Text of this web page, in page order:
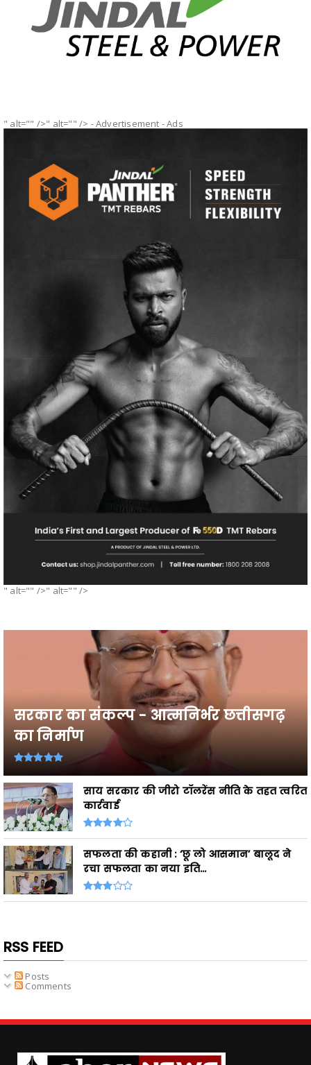
" alt="" />" alt="" /> - Advertisement -Ads
" alt="" />" alt="" />
सरकार का संकल्प - आत्मनिर्भर छत्तीसगढ़
का निर्माण
साय सरकार की जीरो टॉलरेंस नीति के तहत त्वरित
कार्रवाई
सफलता की कहानी : ‘छू लो आसमान’ बालूद ने
रचा सफलता का नया इति...
RSS FEED
Posts
Comments